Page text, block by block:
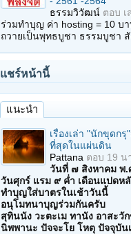
ธรรมวิวัฒน์ ตอบ เ
ร่วมทำบุญ ค่า hosting = 10 บ
ถวายเป็นพุทธบูชา ธรรมบูชา
แชร์หน้านี้
แนะนำ
เรื่องเล่า "นักขุดก
ที่สุดในแผ่นดิน
Pattana ตอบ 19 น
วันที่ ๗ สิงหาคม พ
วันศุกร์ แรม ๙ ค่ำ เดือนแปดห
ทำบุญใส่บาตรในเช้าวันนี้
อนุโมทนาบุญร่วมกันครับ
สุทินนัง วะตะเม ทานัง อาสะวั
นิพพานะ ปัจจะโย โหตุ ปัจจุบัน